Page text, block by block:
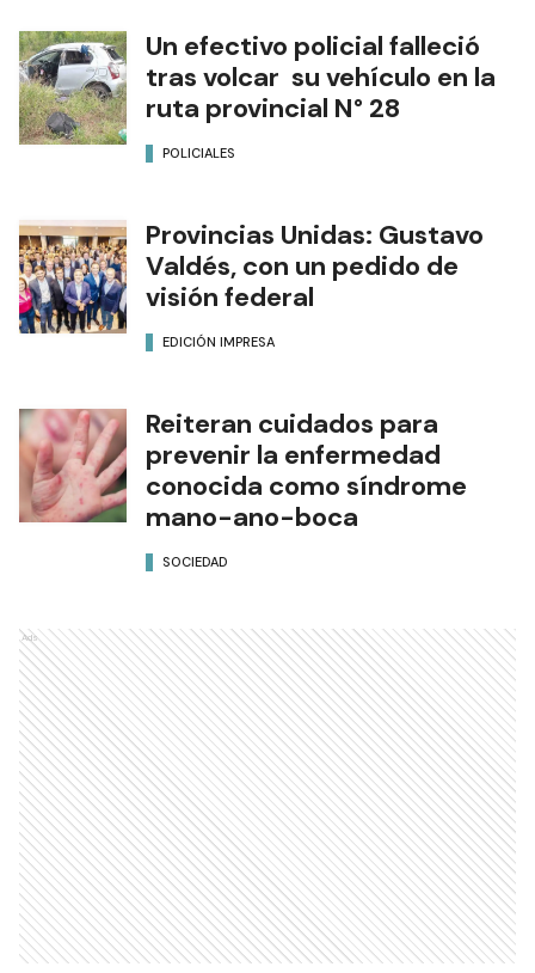
Un efectivo policial falleció
tras volcar su vehículo en la
ruta provincial N° 28
POLICIALES
Provincias Unidas: Gustavo
Valdés, con un pedido de
visión federal
EDICIÓN IMPRESA
Reiteran cuidados para
prevenir la enfermedad
conocida como síndrome
mano-ano-boca
SOCIEDAD
Ads